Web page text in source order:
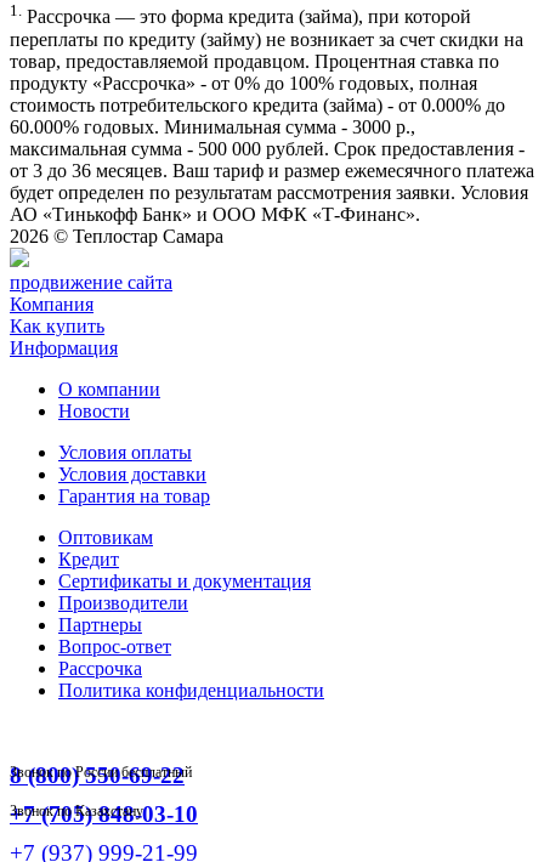
1. Рассрочка — это форма кредита (займа), при которой
переплаты по кредиту (займу) не возникает за счет скидки на
товар, предоставляемой продавцом. Процентная ставка по
продукту «Рассрочка» - от 0% до 100% годовых, полная
стоимость потребительского кредита (займа) - от 0.000% до
60.000% годовых. Минимальная сумма - 3000 р.,
максимальная сумма - 500 000 рублей. Срок предоставления -
от 3 до 36 месяцев. Ваш тариф и размер ежемесячного платежа
будет определен по результатам рассмотрения заявки. Условия
АО «Тинькофф Банк» и ООО МФК «Т-Финанс».
2026 © Теплостар Самара
продвижение сайта
Компания
Как купить
Информация
О компании
Новости
Условия оплаты
Условия доставки
Гарантия на товар
Оптовикам
Кредит
Сертификаты и документация
Производители
Партнеры
Вопрос-ответ
Рассрочка
Политика конфиденциальности
8 (800) 550-69-22
Звонок по России бесплатный
+7 (705) 848-03-10
Звонок по Казахстану
+7 (937) 999-21-99